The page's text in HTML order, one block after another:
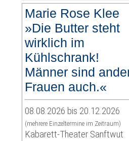
Marie Rose Klee
»Die Butter steht
wirklich im
Kühlschrank!
Männer sind
Frauen auch.«
08.08.2026 bis 20.12.2026
(mehrere Einzeltermine im Zeitraum)
Kabarett-Theater Sanftwut